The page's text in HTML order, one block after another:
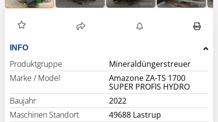
INFO
Produktgruppe
Mineraldüngerstreuer
Marke / Model
Amazone ZA-TS 1700
SUPER PROFIS HYDRO
Baujahr
2022
Maschinen Standort
49688 Lastrup